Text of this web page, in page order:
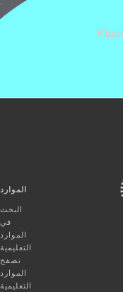
الموارد
البحث
في
الموارد
التعليمية
تصفح
الموارد
التعليمية